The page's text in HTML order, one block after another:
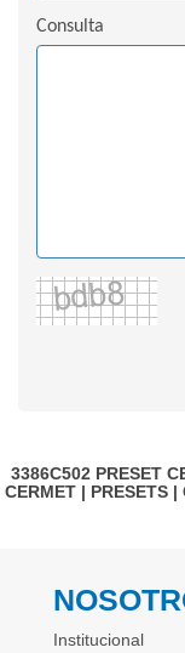
Consulta
3386C502 PRESET
CERMET| PRESETS|
Institucional